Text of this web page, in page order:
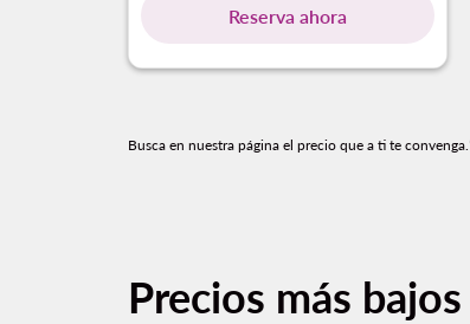
Reserva ahora
Busca en nuestra página el precio que a ti te
Precios más